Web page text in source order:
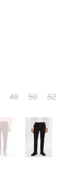
48 50 52